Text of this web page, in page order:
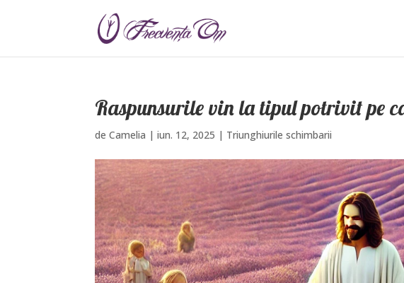
Raspunsurile vin la tipul potrivit pe
deCamelia |iun. 12, 2025 | Triunghiurile schimbarii